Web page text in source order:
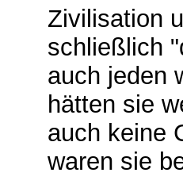
Zivilisation
schließlich
auch jeden
hätten sie
auch keine
waren sie